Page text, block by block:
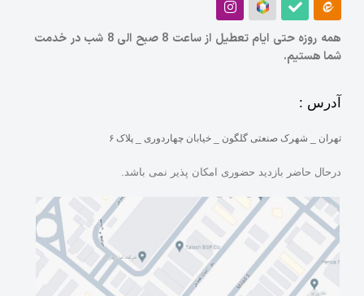
همه روزه حتی ایام تعطیل از ساعت 8 صبح الی 8 شب در خدمت
شما هستیم.
آدرس :
تهران _ شهرک صنعتی گلگون _ خیابان چهاردوری _ پلاک ۶
درحال حاضر بازدید حضوری امکان پذیر نمی باشد.